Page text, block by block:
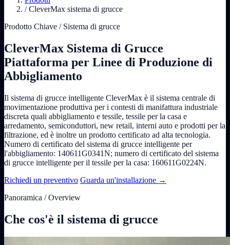
/ CleverMax sistema di grucce
Prodotto Chiave / Sistema di grucce
CleverMax Sistema di Grucce
Piattaforma per Linee di Produzione di
Abbigliamento
Il sistema di grucce intelligente CleverMax è il sistema centrale di
movimentazione produttiva per i contesti di manifattura industriale
discreta quali abbigliamento e tessile, tessile per la casa e
arredamento, semiconduttori, new retail, interni auto e prodotti per la
filtrazione, ed è inoltre un prodotto certificato ad alta tecnologia.
Numero di certificato del sistema di grucce intelligente per
l'abbigliamento: 140611G0341N; numero di certificato del sistema
di grucce intelligente per il tessile per la casa: 160611G0224N.
Richiedi un preventivo Guarda un'installazione →
Panoramica / Overview
Che cos'è il sistema di grucce